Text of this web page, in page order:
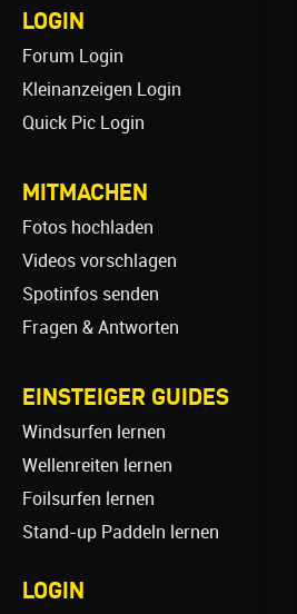
LOGIN
Forum Login
Kleinanzeigen Login
Quick Pic Login
MITMACHEN
Fotos hochladen
Videos vorschlagen
Spotinfos senden
Fragen & Antworten
EINSTEIGER GUIDES
Windsurfen lernen
Wellenreiten lernen
Foilsurfen lernen
Stand-up Paddeln lernen
LOGIN